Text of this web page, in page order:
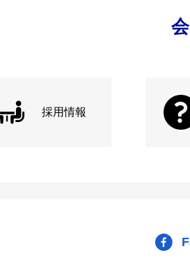
採用情報